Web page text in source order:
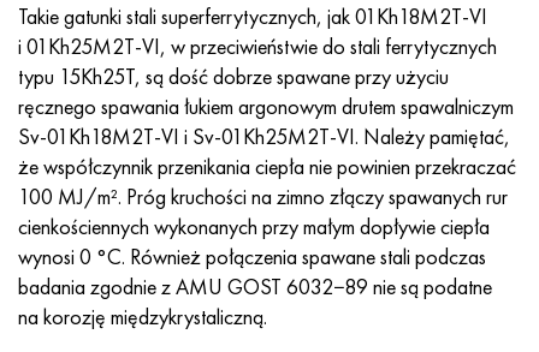
Takie gatunki stali superferrytycznych, jak 01Kh18M2T-VI
i 01Kh25M2T-VI, w przeciwieństwie do stali ferrytycznych
typu 15Kh25T, są dość dobrze spawane przy użyciu
ręcznego spawania łukiem argonowym drutem spawalniczym
Sv-01Kh18M2T-VI i Sv-01Kh25M2T-VI. Należy pamiętać,
że współczynnik przenikania ciepła nie powinien przekraczać
100 MJ/m². Próg kruchości na zimno złączy spawanych rur
cienkościennych wykonanych przy małym dopływie ciepła
wynosi 0 °C. Również połączenia spawane stali podczas
badania zgodnie z AMU GOST 6032−89 nie są podatne
na korozję międzykrystaliczną.
Udimet 720